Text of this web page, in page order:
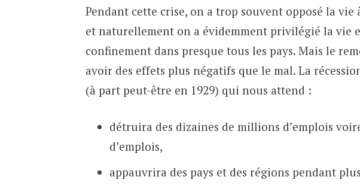
Pendant cette crise, on a trop souvent opposé la vie
et naturellement on a évidemment privilégié la vie
confinement dans presque tous les pays. Mais le
avoir des effets plus négatifs que le mal. La
(à part peut-être en 1929) qui nous attend :
détruira des dizaines de millions d’emplois
d’emplois,
appauvrira des pays et des régions pendant